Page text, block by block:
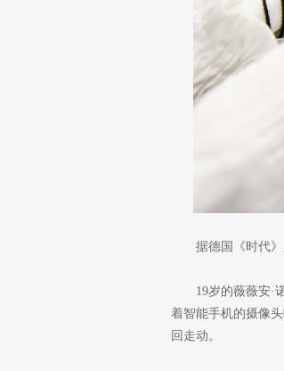
据德国《时代
19岁的薇薇安·
着智能手机的摄像
回走动。